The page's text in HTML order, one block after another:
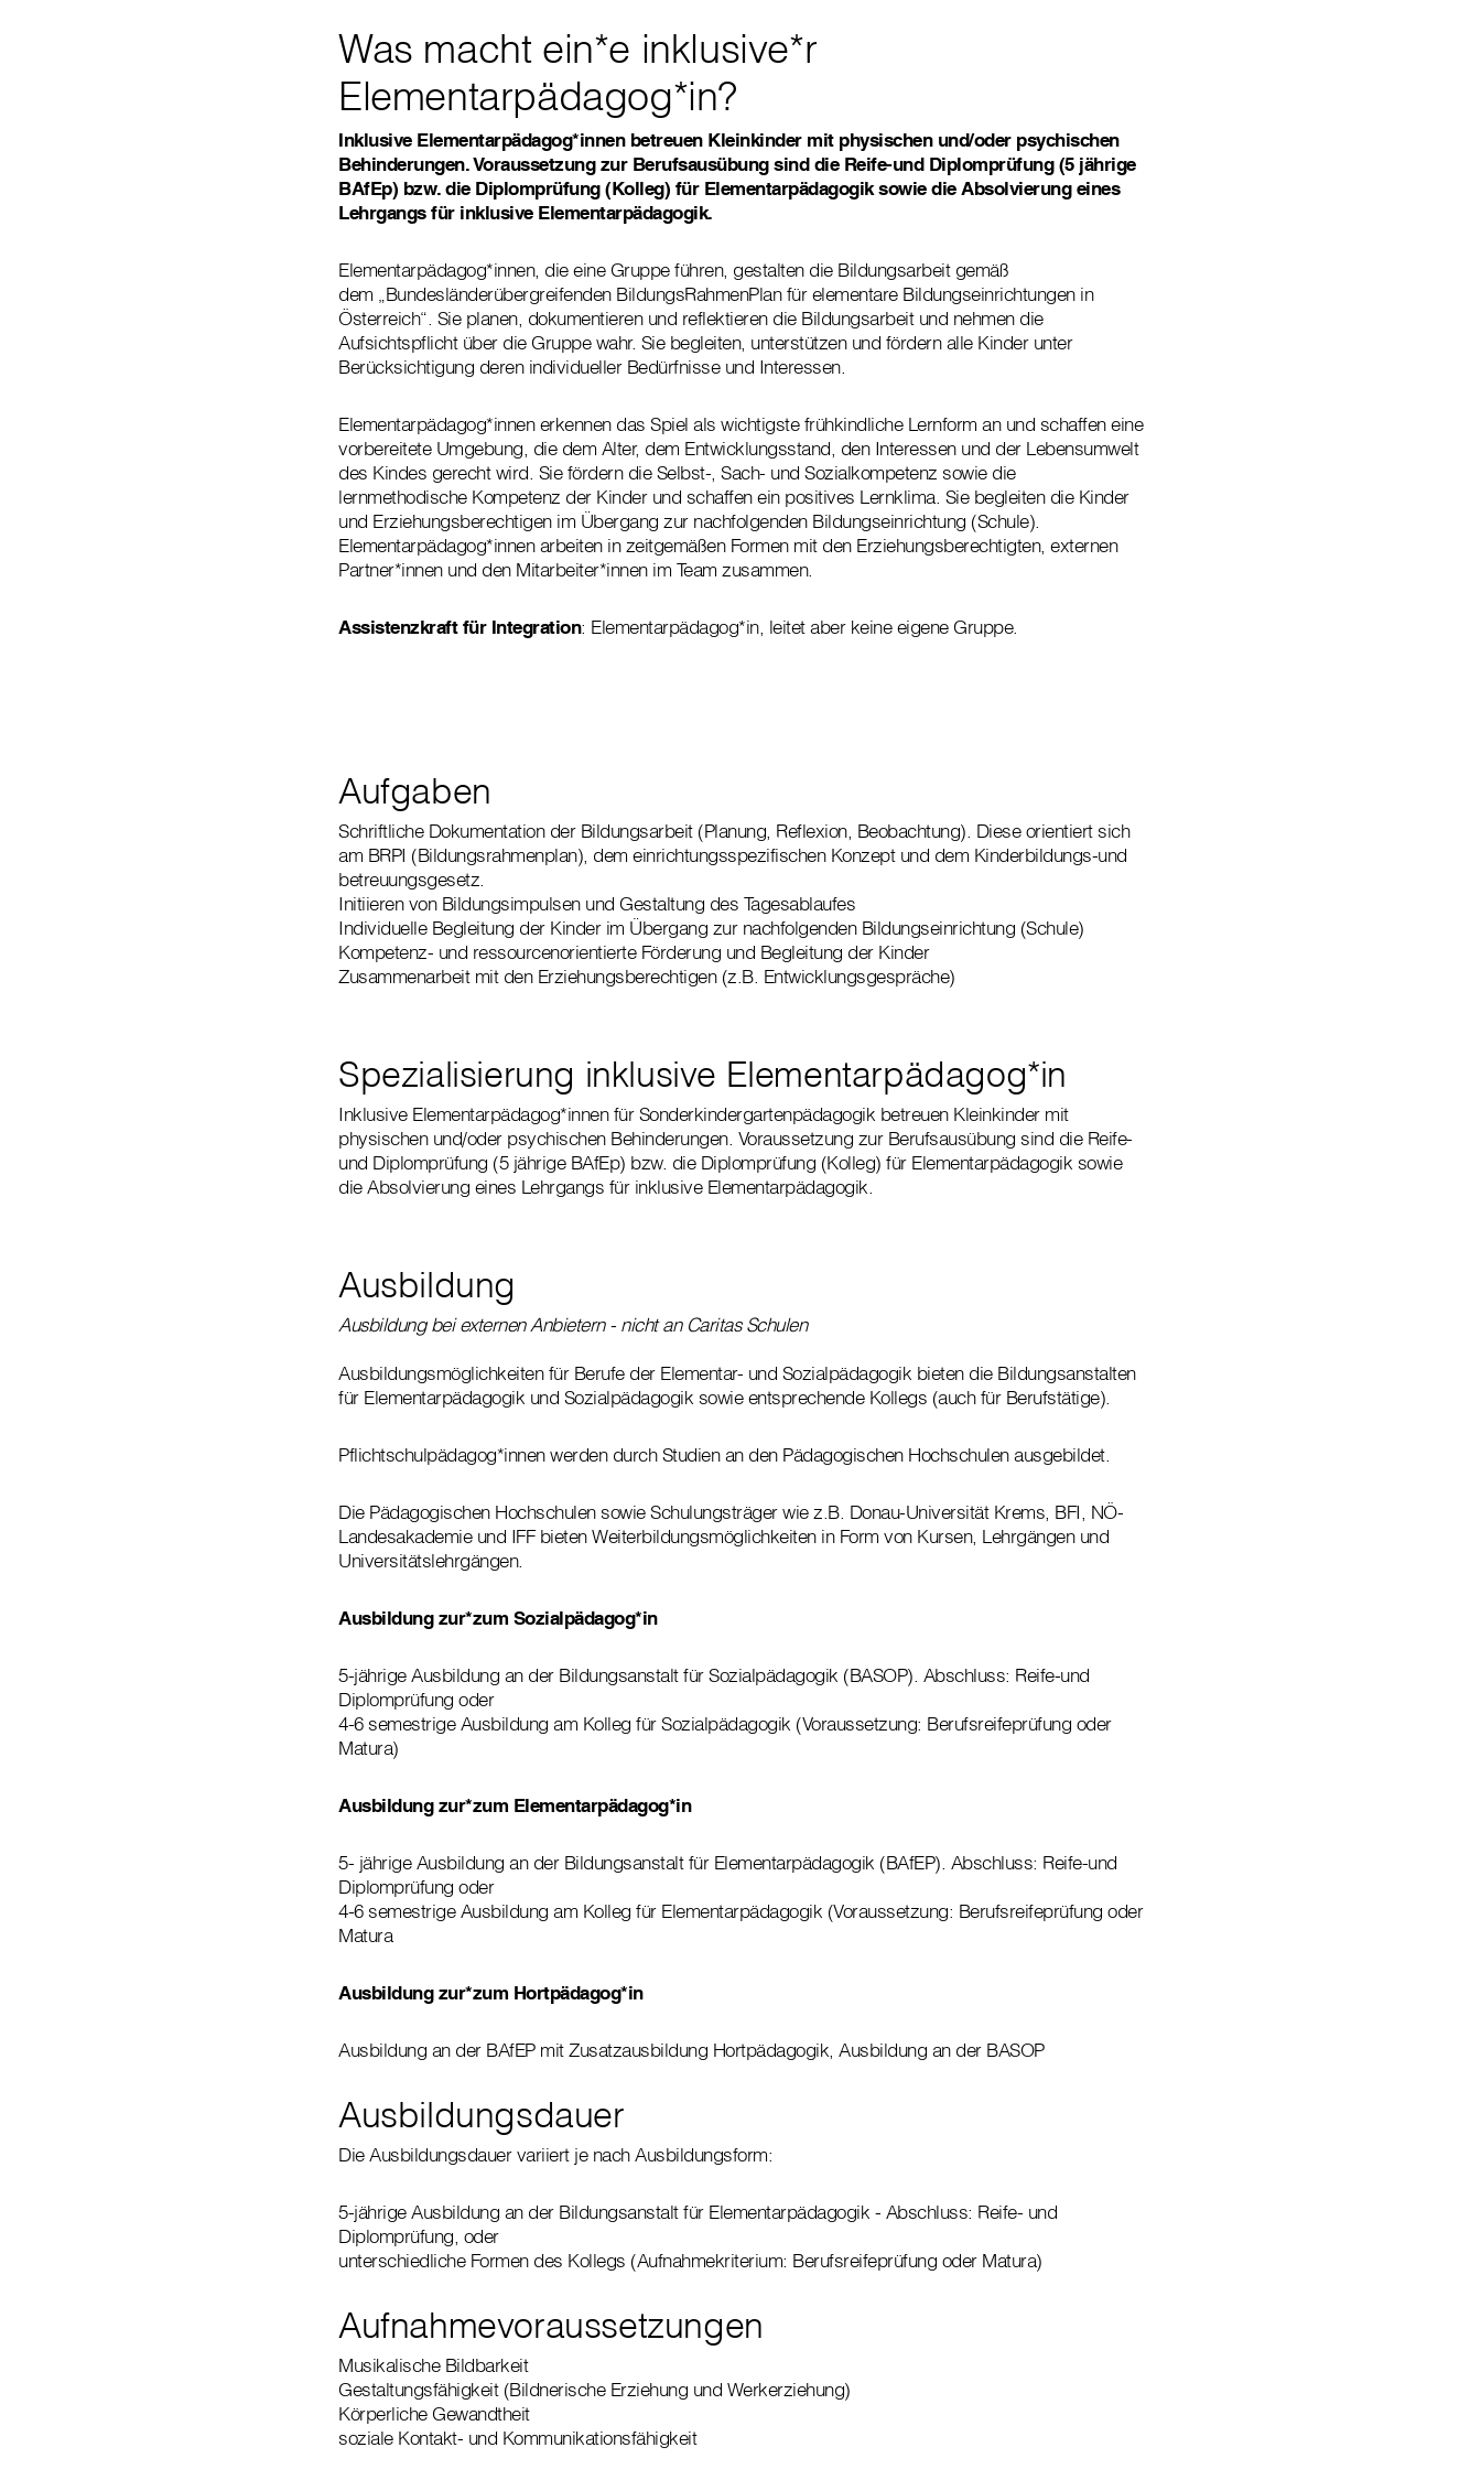
Was macht ein*e inklusive*r
Elementarpädagog*in?
Inklusive Elementarpädagog*innen betreuen Kleinkinder mit physischen und/oder psychischen
Behinderungen. Voraussetzung zur Berufsausübung sind die Reife-und Diplomprüfung (5 jährige
BAfEp) bzw. die Diplomprüfung (Kolleg) für Elementarpädagogik sowie die Absolvierung eines
Lehrgangs für inklusive Elementarpädagogik.
Elementarpädagog*innen, die eine Gruppe führen, gestalten die Bildungsarbeit gemäß
dem „Bundesländerübergreifenden BildungsRahmenPlan für elementare Bildungseinrichtungen in
Österreich“. Sie planen, dokumentieren und reflektieren die Bildungsarbeit und nehmen die
Aufsichtspflicht über die Gruppe wahr. Sie begleiten, unterstützen und fördern alle Kinder unter
Berücksichtigung deren individueller Bedürfnisse und Interessen.
Elementarpädagog*innen erkennen das Spiel als wichtigste frühkindliche Lernform an und schaffen eine
vorbereitete Umgebung, die dem Alter, dem Entwicklungsstand, den Interessen und der Lebensumwelt
des Kindes gerecht wird. Sie fördern die Selbst-, Sach- und Sozialkompetenz sowie die
lernmethodische Kompetenz der Kinder und schaffen ein positives Lernklima. Sie begleiten die Kinder
und Erziehungsberechtigen im Übergang zur nachfolgenden Bildungseinrichtung (Schule).
Elementarpädagog*innen arbeiten in zeitgemäßen Formen mit den Erziehungsberechtigten, externen
Partner*innen und den Mitarbeiter*innen im Team zusammen.
Assistenzkraft für Integration: Elementarpädagog*in, leitet aber keine eigene Gruppe.
Aufgaben
Schriftliche Dokumentation der Bildungsarbeit (Planung, Reflexion, Beobachtung). Diese orientiert sich
am BRPI (Bildungsrahmenplan), dem einrichtungsspezifischen Konzept und dem Kinderbildungs-und
betreuungsgesetz.
Initiieren von Bildungsimpulsen und Gestaltung des Tagesablaufes
Individuelle Begleitung der Kinder im Übergang zur nachfolgenden Bildungseinrichtung (Schule)
Kompetenz- und ressourcenorientierte Förderung und Begleitung der Kinder
Zusammenarbeit mit den Erziehungsberechtigen (z.B. Entwicklungsgespräche)
Spezialisierung inklusive Elementarpädagog*in
Inklusive Elementarpädagog*innen für Sonderkindergartenpädagogik betreuen Kleinkinder mit
physischen und/oder psychischen Behinderungen. Voraussetzung zur Berufsausübung sind die Reife-
und Diplomprüfung (5 jährige BAfEp) bzw. die Diplomprüfung (Kolleg) für Elementarpädagogik sowie
die Absolvierung eines Lehrgangs für inklusive Elementarpädagogik.
Ausbildung
Ausbildung bei externen Anbietern - nicht an Caritas Schulen
Ausbildungsmöglichkeiten für Berufe der Elementar- und Sozialpädagogik bieten die Bildungsanstalten
für Elementarpädagogik und Sozialpädagogik sowie entsprechende Kollegs (auch für Berufstätige).
Pflichtschulpädagog*innen werden durch Studien an den Pädagogischen Hochschulen ausgebildet.
Die Pädagogischen Hochschulen sowie Schulungsträger wie z.B. Donau-Universität Krems, BFI, NÖ-
Landesakademie und IFF bieten Weiterbildungsmöglichkeiten in Form von Kursen, Lehrgängen und
Universitätslehrgängen.
Ausbildung zur*zum Sozialpädagog*in
5-jährige Ausbildung an der Bildungsanstalt für Sozialpädagogik (BASOP). Abschluss: Reife-und
Diplomprüfung oder
4-6 semestrige Ausbildung am Kolleg für Sozialpädagogik (Voraussetzung: Berufsreifeprüfung oder
Matura)
Ausbildung zur*zum Elementarpädagog*in
5- jährige Ausbildung an der Bildungsanstalt für Elementarpädagogik (BAfEP). Abschluss: Reife-und
Diplomprüfung oder
4-6 semestrige Ausbildung am Kolleg für Elementarpädagogik (Voraussetzung: Berufsreifeprüfung oder
Matura
Ausbildung zur*zum Hortpädagog*in
Ausbildung an der BAfEP mit Zusatzausbildung Hortpädagogik, Ausbildung an der BASOP
Ausbildungsdauer
Die Ausbildungsdauer variiert je nach Ausbildungsform:
5-jährige Ausbildung an der Bildungsanstalt für Elementarpädagogik - Abschluss: Reife- und
Diplomprüfung, oder
unterschiedliche Formen des Kollegs (Aufnahmekriterium: Berufsreifeprüfung oder Matura)
Aufnahmevoraussetzungen
Musikalische Bildbarkeit
Gestaltungsfähigkeit (Bildnerische Erziehung und Werkerziehung)
Körperliche Gewandtheit
soziale Kontakt- und Kommunikationsfähigkeit